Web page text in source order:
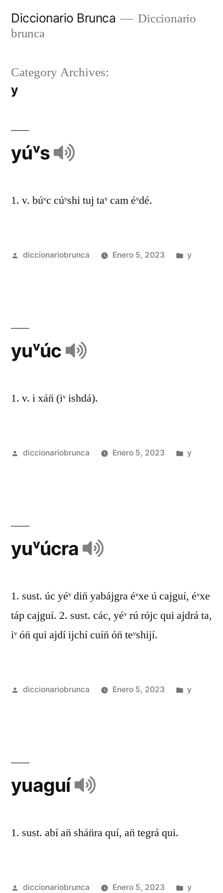
Diccionario Brunca
Diccionario
brunca
Category Archives:
y
yúᵛs
1. v. búᵛc cúᵛshi tuj taᵛ cam éᵛdé.
diccionariobrunca Enero 5, 2023 y
yuᵛúc
1. v. i xán̈ (iᵛ ishdá).
diccionariobrunca Enero 5, 2023 y
yuᵛúcra
1. sust. úc yéᵛ din̈ yabájgra éᵛxe ú cajguí, éᵛxe
táp cajguí. 2. sust. các, yéᵛ rú rójc qui ajdrá ta,
iᵛ ón̈ qui ajdí ijchí cuín̈ ón̈ teᵛshijí.
diccionariobrunca Enero 5, 2023 y
yuaguí
1. sust. abí an̈ shán̈ra quí, an̈ tegrá qui.
diccionariobrunca Enero 5, 2023 y